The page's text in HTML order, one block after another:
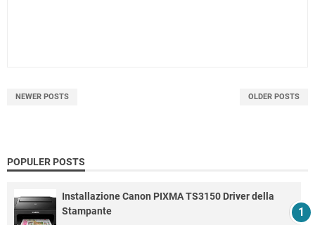
NEWER POSTS OLDER POSTS
POPULER POSTS
Installazione Canon PIXMA TS3150 Driver della
Stampante